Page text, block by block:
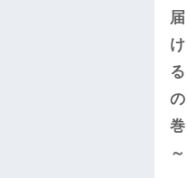
届
け
る
の
巻
～